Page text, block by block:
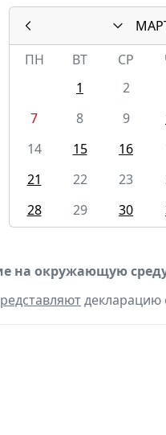
ПН
ВТ СР
1
2
7
8 9
14
15 16
21
22 23
28
29 30
на окружающую
декларацию